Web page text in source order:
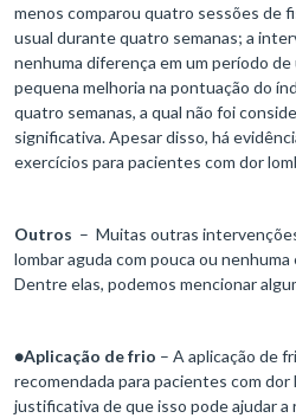
menos comparou quatro sessões de
usual durante quatro semanas; a
nenhuma diferença em um período de
pequena melhoria na pontuação do
quatro semanas, a qual não foi
significativa. Apesar disso, há
exercícios para pacientes com dor
Outros – Muitas outras
lombar aguda com pouca ou
Dentre elas, podemos mencionar
●Aplicação defrio – A aplicação de
recomendada para pacientes com dor
justificativa de que isso pode ajudar a